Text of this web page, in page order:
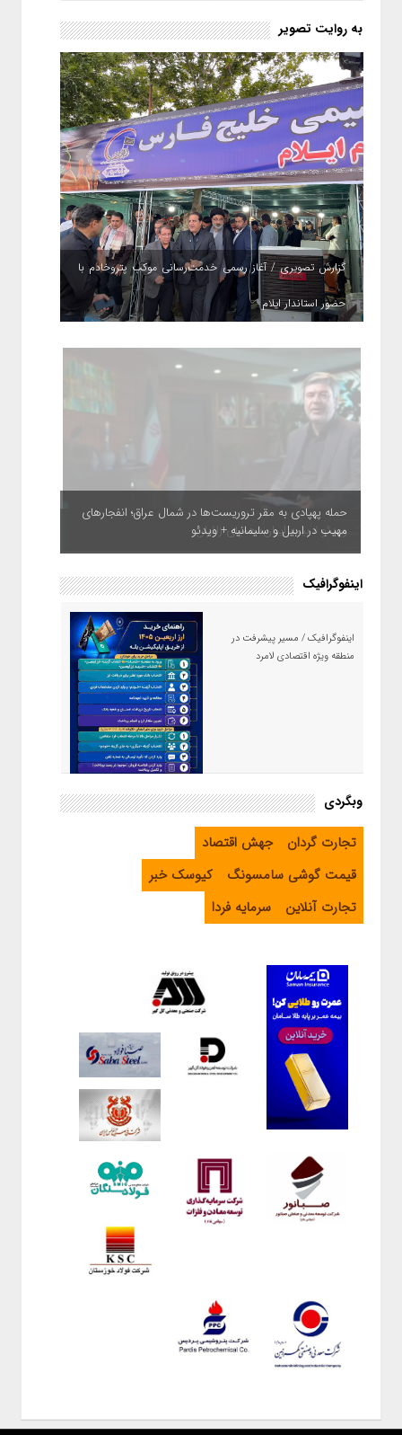
به روایت تصویر
گزارش تصویری / آغاز رسمی خدمت‌رسانی موکب پتروخادم با
حضور استاندار ایلام
حمله پهپادی به مقر تروریست‌ها در شمال عراق؛ انفجارهای
مهیب در اربیل و سلیمانیه + ویدئو
اینفوگرافیک
اینفوگرافیک / مسیر پیشرفت در
منطقه ویژه اقتصادی لامرد
اینفوگرافیک / راهنمای خرید ارز
اربعین از طریق اپلیکیشن بله
وبگردی
تجارت گردان
جهش اقتصاد
قیمت گوشی سامسونگ
کیوسک خبر
تجارت آنلاین
سرمایه فردا